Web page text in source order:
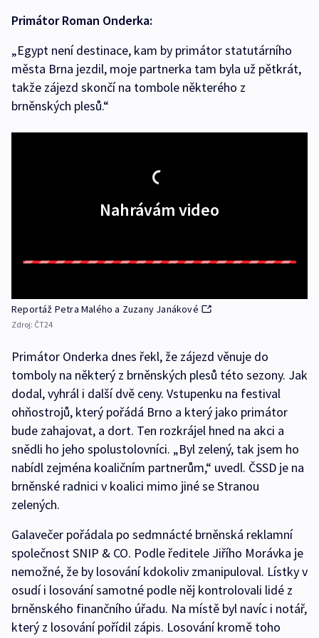
Primátor Roman Onderka:
„Egypt není destinace, kam by primátor statutárního
města Brna jezdil, moje partnerka tam byla už pětkrát,
takže zájezd skončí na tombole některého z
brněnských plesů.“
Nahrávám video
Reportáž Petra Malého a Zuzany Janákové
Zdroj: ČT24
Primátor Onderka dnes řekl, že zájezd věnuje do
tomboly na některý z brněnských plesů této sezony. Jak
dodal, vyhrál i další dvě ceny. Vstupenku na festival
ohňostrojů, který pořádá Brno a který jako primátor
bude zahajovat, a dort. Ten rozkrájel hned na akci a
snědli ho jeho spolustolovníci. „Byl zelený, tak jsem ho
nabídl zejména koaličním partnerům,“ uvedl. ČSSD je na
brněnské radnici v koalici mimo jiné se Stranou
zelených.
Galavečer pořádala po sedmnácté brněnská reklamní
společnost SNIP & CO. Podle ředitele Jiřího Morávka je
nemožné, že by losování kdokoliv zmanipuloval. Lístky v
osudí i losování samotné podle něj kontrolovali lidé z
brněnského finančního úřadu. Na místě byl navíc i notář,
který z losování pořídil zápis. Losování kromě toho